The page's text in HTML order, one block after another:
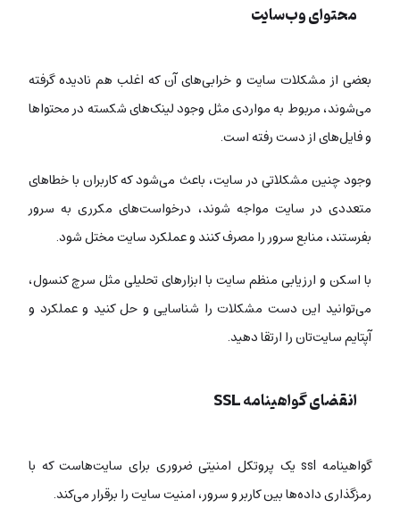
محتوای وب‌سایت
بعضی از مشکلات سایت و خرابی‌های آن که اغلب هم نادیده گرفته
می‌شوند، مربوط به مواردی مثل وجود لینک‌های شکسته در محتوا‌ها
و فایل‌های از دست رفته است.
وجود چنین مشکلاتی در سایت، باعث می‌شود که کاربران با خطاهای
متعددی در سایت مواجه شوند، درخواست‌های مکرری به سرور
بفرستند، منابع سرور را مصرف کنند و عملکرد سایت مختل شود.
با اسکن و ارزیابی منظم سایت با ابزارهای تحلیلی مثل سرچ کنسول،
می‌توانید این دست مشکلات را شناسایی و حل کنید و عملکرد و
آپتایم سایت‌تان را ارتقا دهید.
انقضای گواهینامه SSL
گواهینامه ssl یک پروتکل امنیتی ضروری برای سایت‌‌هاست که با
رمزگذاری داده‌ها بین کاربر و سرور، امنیت سایت را برقرار می‌کند.